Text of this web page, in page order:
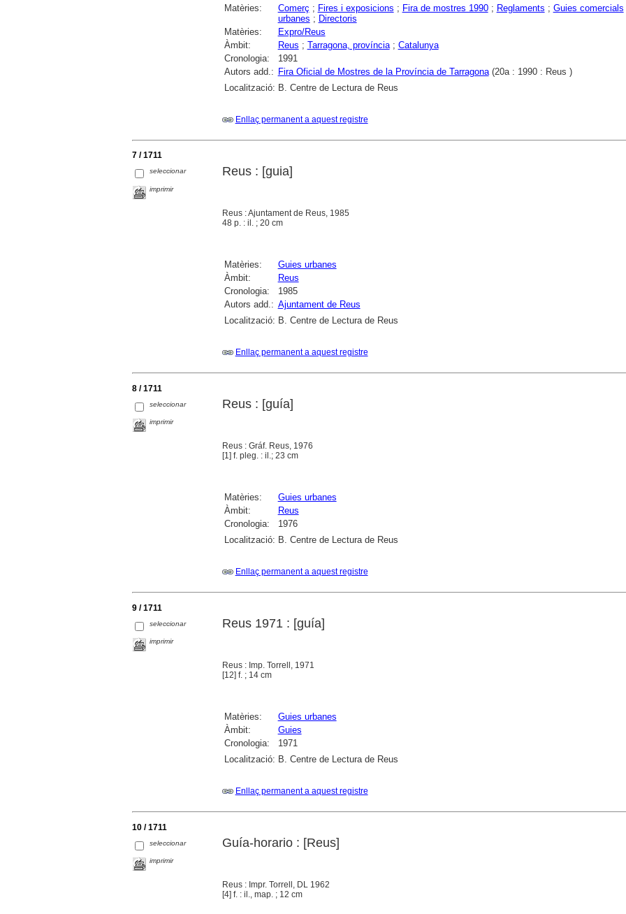
Matèries: Comerç ; Fires i exposicions ; Fira de mostres 1990; Reglaments ; Guies comercials
urbanes ; Directoris
Matèries:
Expro/Reus
Àmbit:
Reus ; Tarragona, província; Catalunya
Cronologia:
1991
Autors add.: Fira Oficial de Mostres de la Província de Tarragona(20a : 1990 : Reus )
Localització: B. Centre de Lectura de Reus
Enllaç permanent a aquest registre
7 / 1711
seleccionar
imprimir
Reus : [guia]
Reus : Ajuntament de Reus, 1985
48 p. : il. ; 20 cm
Matèries:
Guies urbanes
Àmbit:
Reus
Cronologia:
1985
Autors add.: Ajuntament de Reus
Localització: B. Centre de Lectura de Reus
Enllaç permanent a aquest registre
8 / 1711
seleccionar
imprimir
Reus : [guía]
Reus : Gráf. Reus, 1976
[1] f. pleg. : il.; 23 cm
Matèries:
Guies urbanes
Àmbit:
Reus
Cronologia:
1976
Localització: B. Centre de Lectura de Reus
Enllaç permanent a aquest registre
9 / 1711
seleccionar
imprimir
Reus 1971 : [guía]
Reus : Imp. Torrell, 1971
[12] f. ; 14 cm
Matèries:
Guies urbanes
Àmbit:
Guies
Cronologia:
1971
Localització: B. Centre de Lectura de Reus
Enllaç permanent a aquest registre
10 / 1711
seleccionar
imprimir
Guía-horario : [Reus]
Reus : Impr. Torrell, DL 1962
[4] f. : il., map. ; 12 cm